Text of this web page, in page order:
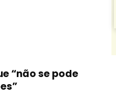
“não se pode